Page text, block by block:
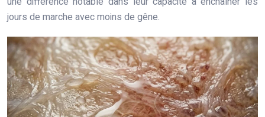
jours de marche avec moins de gêne.